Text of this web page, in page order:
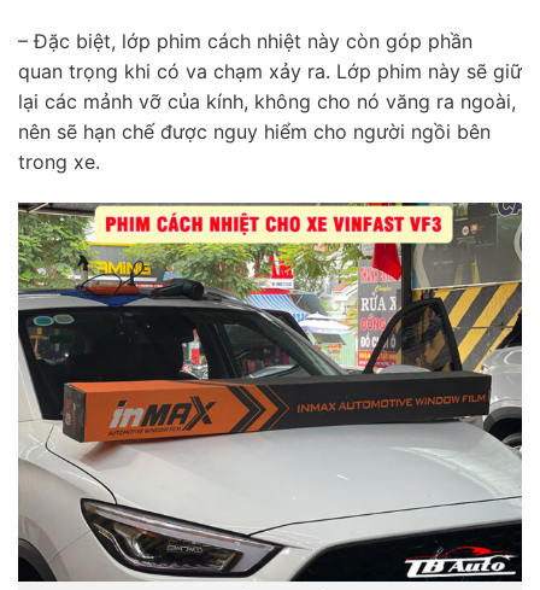
– Đặc biệt, lớp phim cách nhiệt này còn góp phần
quan trọng khi có va chạm xảy ra. Lớp phim này sẽ giữ
lại các mảnh vỡ của kính, không cho nó văng ra ngoài,
nên sẽ hạn chế được nguy hiểm cho người ngồi bên
trong xe.